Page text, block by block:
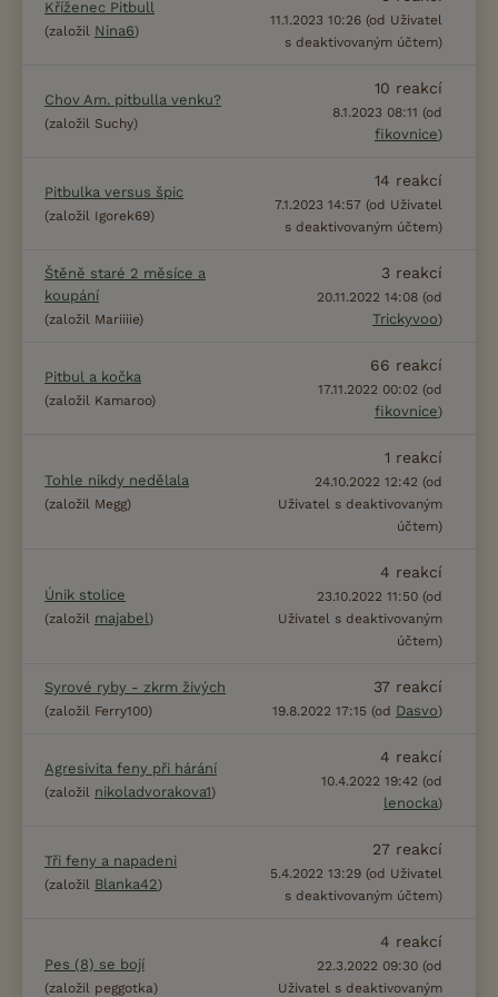
Kříženec Pitbull
(založil Nina6)
11.1.2023 10:26 (od Uživatel
s deaktivovaným účtem)
Chov Am. pitbulla venku?
(založil Suchy)
10 reakcí
8.1.2023 08:11 (od
fikovnice)
Pitbulka versus špic
(založil Igorek69)
14 reakcí
7.1.2023 14:57 (od Uživatel
s deaktivovaným účtem)
Štěně staré 2 měsíce a
koupání
(založil Mariiiie)
3 reakcí
20.11.2022 14:08 (od
Trickyvoo)
Pitbul a kočka
(založil Kamaroo)
66 reakcí
17.11.2022 00:02 (od
fikovnice)
Tohle nikdy nedělala
(založil Megg)
1 reakcí
24.10.2022 12:42 (od
Uživatel s deaktivovaným
účtem)
Únik stolice
(založil majabel)
4 reakcí
23.10.2022 11:50 (od
Uživatel s deaktivovaným
účtem)
Syrové ryby - zkrm živých
(založil Ferry100)
37 reakcí
19.8.2022 17:15 (od Dasvo)
Agresivita feny při hárání
(založil nikoladvorakova1)
4 reakcí
10.4.2022 19:42 (od
lenocka)
Tři feny a napadeni
(založil Blanka42)
27 reakcí
5.4.2022 13:29 (od Uživatel
s deaktivovaným účtem)
Pes (8) se bojí
(založil peggotka)
4 reakcí
22.3.2022 09:30 (od
Uživatel s deaktivovaným